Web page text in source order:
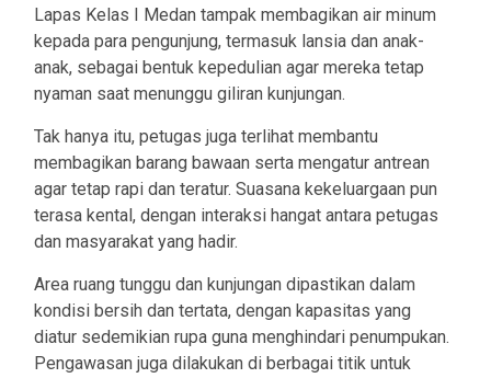
Lapas Kelas I Medan tampak membagikan air minum
kepada para pengunjung, termasuk lansia dan anak-
anak, sebagai bentuk kepedulian agar mereka tetap
nyaman saat menunggu giliran kunjungan.
Tak hanya itu, petugas juga terlihat membantu
membagikan barang bawaan serta mengatur antrean
agar tetap rapi dan teratur. Suasana kekeluargaan pun
terasa kental, dengan interaksi hangat antara petugas
dan masyarakat yang hadir.
Area ruang tunggu dan kunjungan dipastikan dalam
kondisi bersih dan tertata, dengan kapasitas yang
diatur sedemikian rupa guna menghindari penumpukan.
Pengawasan juga dilakukan di berbagai titik untuk